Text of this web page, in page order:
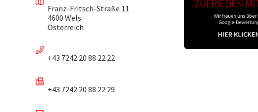
Franz-Fritsch-Straße 11
4600 Wels
Österreich
+43 7242 20 88 22 22
+43 7242 20 88 22 29